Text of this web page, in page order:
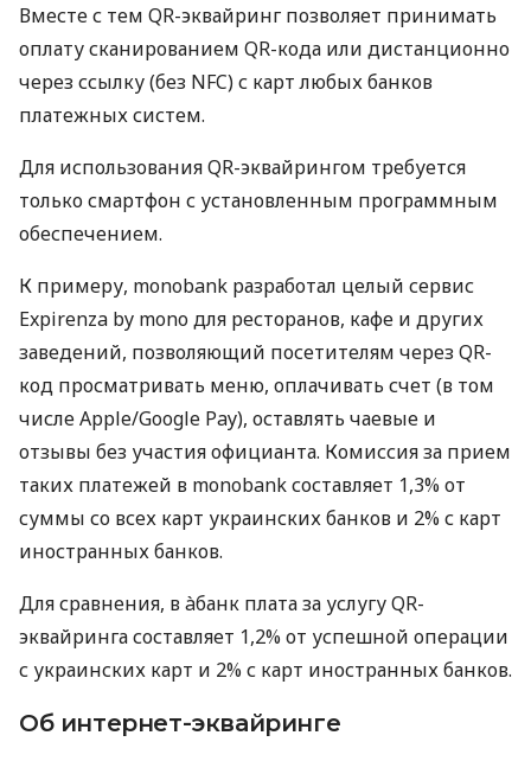
Вместе с тем QR-эквайринг позволяет принимать
оплату сканированием QR-кода или дистанционно
через ссылку (без NFC) с карт любых банков
платежных систем.
Для использования QR-эквайрингом требуется
только смартфон с установленным программным
обеспечением.
К примеру, monobank разработал целый сервис
Expirenza by mono для ресторанов, кафе и других
заведений, позволяющий посетителям через QR-
код просматривать меню, оплачивать счет (в том
числе Apple/Google Pay), оставлять чаевые и
отзывы без участия официанта. Комиссия за прием
таких платежей в monobank составляет 1,3% от
суммы со всех карт украинских банков и 2% с карт
иностранных банков.
Для сравнения, в àбанк плата за услугу QR-
эквайринга составляет 1,2% от успешной операции
с украинских карт и 2% с карт иностранных банков.
Об интернет-эквайринге